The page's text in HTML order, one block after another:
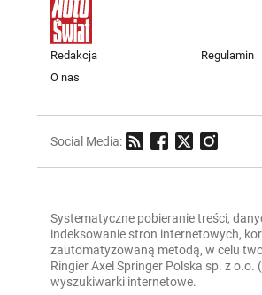
Redakcja Regulamin
O nas
Social Media:
Systematyczne pobieranie treści,
indeksowanie stron internetowych,
zautomatyzowaną metodą, w celu
Ringier Axel Springer Polska sp. z
wyszukiwarki internetowe.